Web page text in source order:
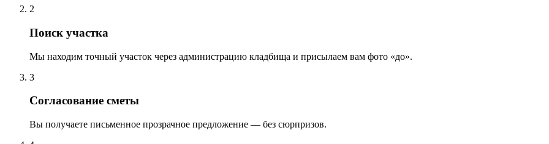
2
Поиск участка
Мы находим точный участок через администрацию кладбища и присылаем вам фото «до».
3
Согласование сметы
Вы получаете письменное прозрачное предложение — без сюрпризов.